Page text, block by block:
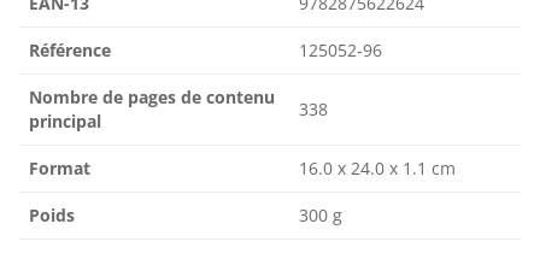
Référence 125052-96
Nombre de pages de contenu
principal
338
Format 16.0 x 24.0 x 1.1 cm
Poids 300 g